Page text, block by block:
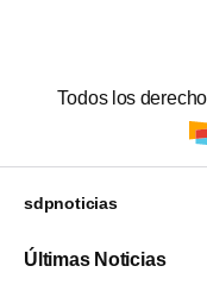
Todos los
sdpnoticias
Últimas Noticias